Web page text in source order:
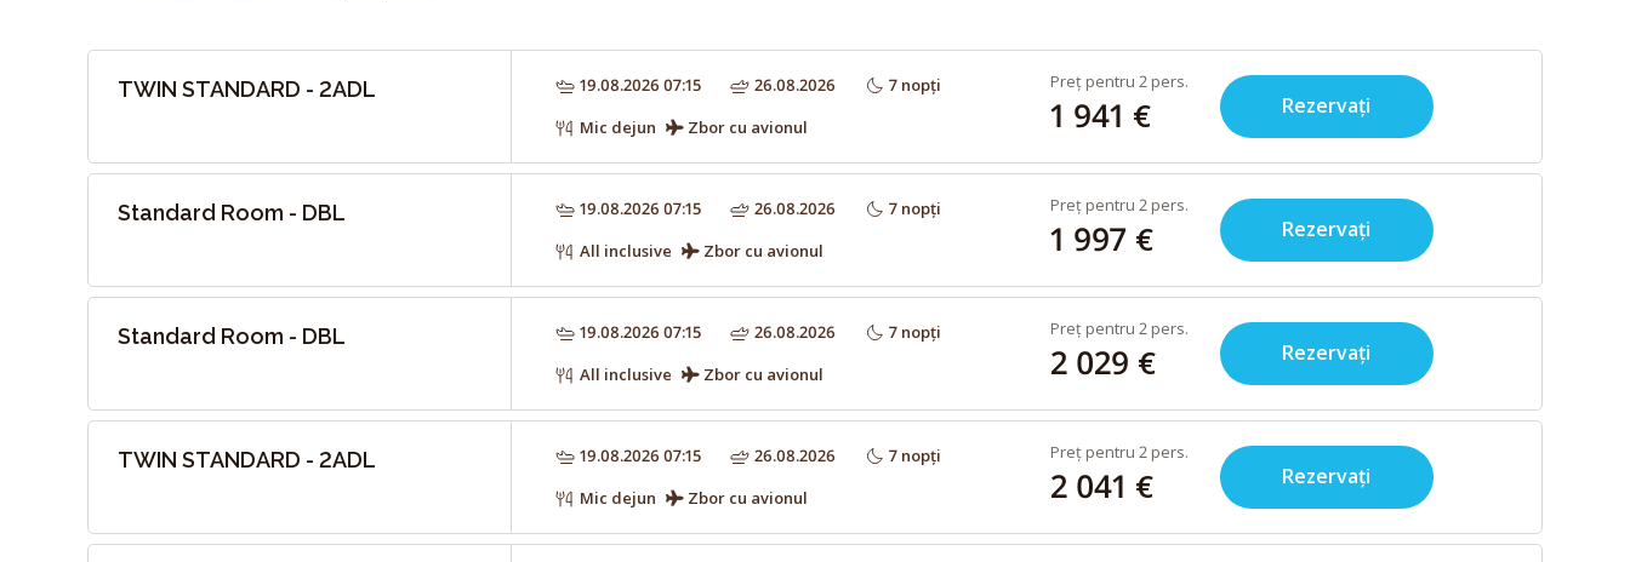
TWIN STANDARD - 2ADL 19.08.2026 07:15 26.08.2026
7 nopți
Mic dejun
Zbor cu avionul
Preț pentru 2 pers.
1 941 € Rezervați
Standard Room - DBL 19.08.2026 07:15 26.08.2026
7 nopți
All inclusive
Zbor cu avionul
Preț pentru 2 pers.
1 997 € Rezervați
Standard Room - DBL 19.08.2026 07:15 26.08.2026
7 nopți
All inclusive
Zbor cu avionul
Preț pentru 2 pers.
2 029 € Rezervați
TWIN STANDARD - 2ADL 19.08.2026 07:15 26.08.2026
7 nopți
Mic dejun
Zbor cu avionul
Preț pentru 2 pers.
2 041 € Rezervați